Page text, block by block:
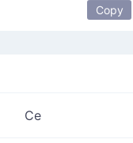
Copy
Ce